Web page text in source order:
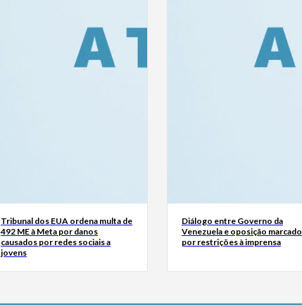
Tribunal dos EUA ordena multa de
492 ME à Meta por danos
causados por redes sociais a
jovens
Diálogo entre Governo da
Venezuela e oposição marcado
por restrições à imprensa